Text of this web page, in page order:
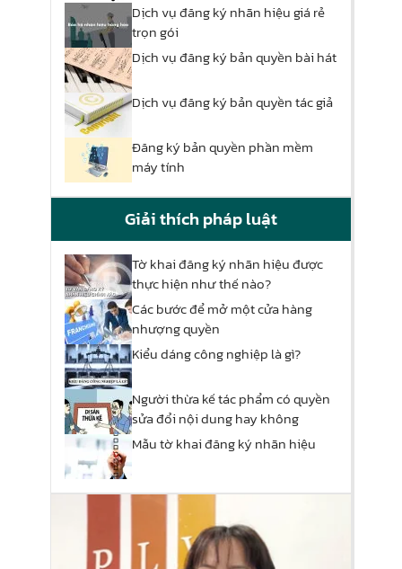
Dịch vụ đăng ký nhãn hiệu giá rẻ
trọn gói
Dịch vụ đăng ký bản quyền bài hát
Dịch vụ đăng ký bản quyền tác giả
Đăng ký bản quyền phần mềm
máy tính
Giải thích pháp luật
Tờ khai đăng ký nhãn hiệu được
thực hiện như thế nào?
Các bước để mở một cửa hàng
nhượng quyền
Kiểu dáng công nghiệp là gì?
Người thừa kế tác phẩm có quyền
sửa đổi nội dung hay không
Mẫu tờ khai đăng ký nhãn hiệu